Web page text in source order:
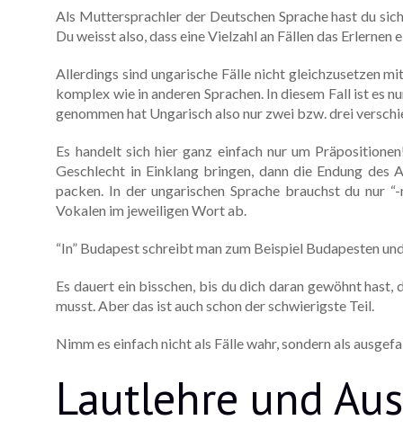
Als Muttersprachler der Deutschen Sprache hast du
Du weisst also, dass eine Vielzahl an Fällen das
Allerdings sind ungarische Fälle nicht gleichzusetzen
komplex wie in anderen Sprachen. In diesem Fall ist es
genommen hat Ungarisch also nur zwei bzw. drei
Es handelt sich hier ganz einfach nur um
Geschlecht in Einklang bringen, dann die Endung des
packen. In der ungarischen Sprache brauchst du nur
Vokalen im jeweiligen Wort ab.
“In” Budapest schreibt man zum Beispiel Budapesten
Es dauert ein bisschen, bis du dich daran gewöhnt
musst. Aber das ist auch schon der schwierigste Teil.
Nimm es einfach nicht als Fälle wahr, sondern als
Lautlehre und